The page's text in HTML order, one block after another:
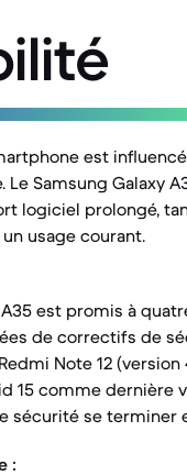
est
Le Samsung Galaxy
logiciel prolongé,
usage courant.
A35 est promis à
de correctifs de
Note 12
15 comme dernière
sécurité se terminer
: